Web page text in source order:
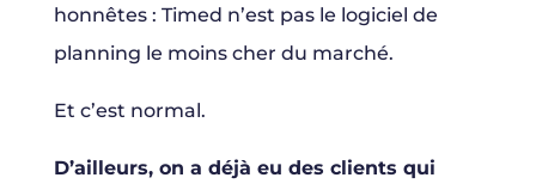
honnêtes : Timed n’est pas le logiciel de
planning le moins cher du marché.
Et c’est normal.
D’ailleurs, on a déjà eu des clients qui